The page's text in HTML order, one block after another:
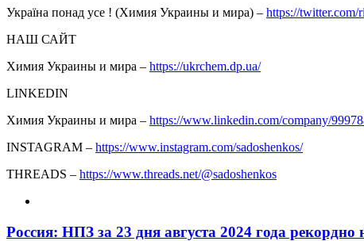
Україна понад усе ! (Химия Украины и мира) – https://twitter.com/
НАШ САЙТ
Химия Украины и мира – https://ukrchem.dp.ua/
LINKEDIN
Химия Украины и мира – https://www.linkedin.com/company/
INSTAGRAM – https://www.instagram.com/sadoshenkos/
THREADS – https://www.threads.net/@sadoshenkos
Россия: НПЗ за 23 дня августа 2024 года рекордно